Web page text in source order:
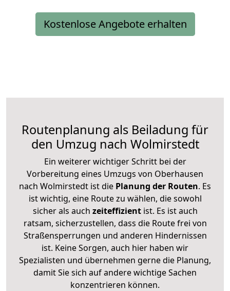
Kostenlose Angebote erhalten
Routenplanung als Beiladung für
den Umzug nach Wolmirstedt
Ein weiterer wichtiger Schritt bei der
Vorbereitung eines Umzugs von Oberhausen
nach Wolmirstedt ist die Planung der Routen. Es
ist wichtig, eine Route zu wählen, die sowohl
sicher als auch zeiteffizientist. Es ist auch
ratsam, sicherzustellen, dass die Route frei von
Straßensperrungen und anderen Hindernissen
ist. Keine Sorgen, auch hier haben wir
Spezialisten und übernehmen gerne die Planung,
damit Sie sich auf andere wichtige Sachen
konzentrieren können.